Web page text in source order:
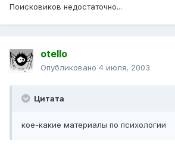
Поисковиков недостаточно...
otello
Опубликовано 4 июля, 2003
Цитата
кое-какие материалы по психологии